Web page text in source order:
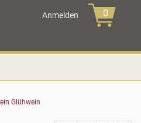
Anmelden
Glühwein